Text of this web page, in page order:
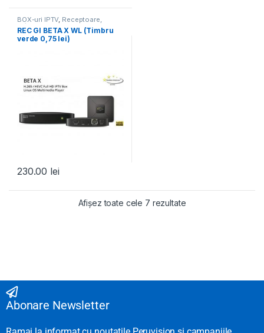
BOX-uri IPTV, Receptoare,
IP/OTT Boxuri, CAM Toate
Produsele
REC GI BETA X WL (Timbru
verde 0,75 lei)
230.00 lei
Afișez toate cele 7 rezultate
Abonare Newsletter